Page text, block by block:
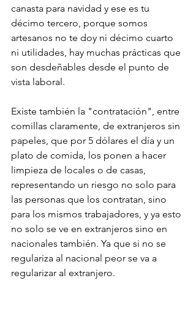
canasta para navidad y ese es tu
décimo tercero, porque somos
artesanos no te doy ni décimo cuarto
ni utilidades, hay muchas prácticas que
son desdeñables desde el punto de
vista laboral.
Existe también la "contratación", entre
comillas claramente, de extranjeros sin
papeles, que por 5 dólares el día y un
plato de comida, los ponen a hacer
limpieza de locales o de casas,
representando un riesgo no solo para
las personas que los contratan, sino
para los mismos trabajadores, y ya esto
no solo se ve en extranjeros sino en
nacionales también. Ya que si no se
regulariza al nacional peor se va a
regularizar al extranjero.